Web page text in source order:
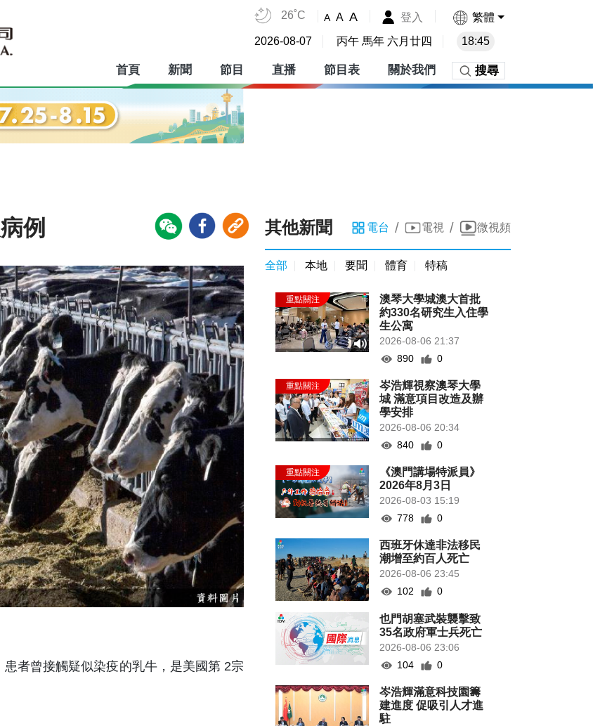
26˚C A A A 登入 繁體
2026-08-07 丙午 馬年 六月廿四 18:45
首頁 新聞 節目 直播 節目表 關於我們 搜尋
例
者曾接觸疑似染疫的乳牛，是美國第 2宗
其他新聞 電台 / 電視 / 微視頻
全部 本地 要聞 體育 特稿
澳琴大學城澳大首批
約330名研究生入住學
生公寓
2026-08-06 21:37
890
0
岑浩輝視察澳琴大學
城 滿意項目改造及辦
學安排
2026-08-06 20:34
840
0
《澳門講場特派員》
2026年8月3日
2026-08-03 15:19
778
0
西班牙休達非法移民
潮增至約百人死亡
2026-08-06 23:45
102
0
也門胡塞武裝襲擊致
35名政府軍士兵死亡
2026-08-06 23:06
104
0
岑浩輝滿意科技園籌
建進度 促吸引人才進
駐